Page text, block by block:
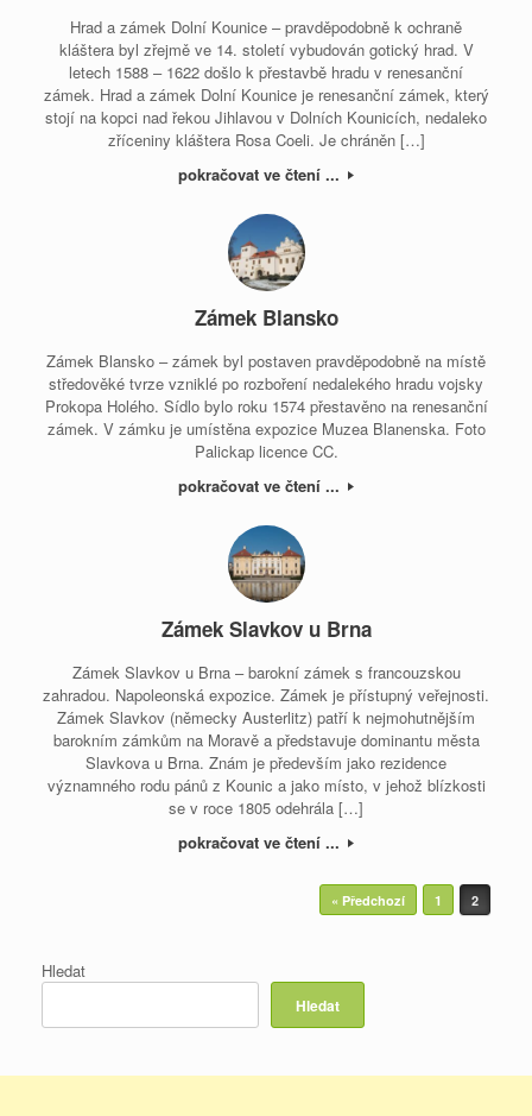
Hrad a zámek Dolní Kounice – pravděpodobně k ochraně
kláštera byl zřejmě ve 14. století vybudován gotický hrad. V
letech 1588 – 1622 došlo k přestavbě hradu v renesanční
zámek. Hrad a zámek Dolní Kounice je renesanční zámek, který
stojí na kopci nad řekou Jihlavou v Dolních Kounicích, nedaleko
zříceniny kláštera Rosa Coeli. Je chráněn […]
pokračovat ve čtení ...
Zámek Blansko
Zámek Blansko – zámek byl postaven pravděpodobně na místě
středověké tvrze vzniklé po rozboření nedalekého hradu vojsky
Prokopa Holého. Sídlo bylo roku 1574 přestavěno na renesanční
zámek. V zámku je umístěna expozice Muzea Blanenska. Foto
Palickap licence CC.
pokračovat ve čtení ...
Zámek Slavkov u Brna
Zámek Slavkov u Brna – barokní zámek s francouzskou
zahradou. Napoleonská expozice. Zámek je přístupný veřejnosti.
Zámek Slavkov (německy Austerlitz) patří k nejmohutnějším
barokním zámkům na Moravě a představuje dominantu města
Slavkova u Brna. Znám je především jako rezidence
významného rodu pánů z Kounic a jako místo, v jehož blízkosti
se v roce 1805 odehrála […]
pokračovat ve čtení ...
« Předchozí 1 2
Hledat
Hledat